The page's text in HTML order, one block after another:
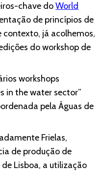
chave doWorld
de princípios de
contexto, já acolhemos,
do workshop de
workshops
in the water sector”
pela Águas de
Frielas,
de produção de
Lisboa, a utilização